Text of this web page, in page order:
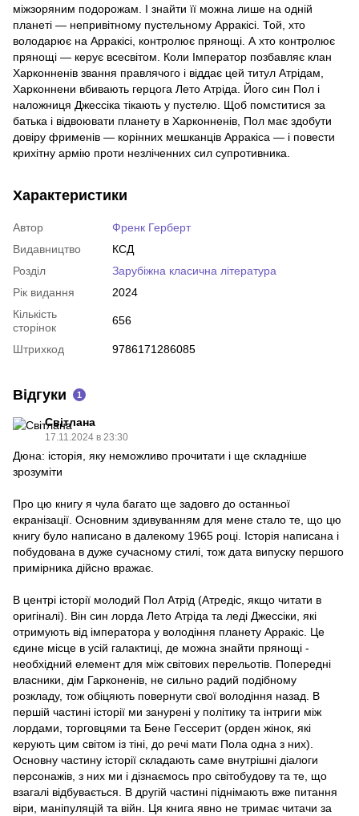
міжзоряним подорожам. І знайти її можна лише на одній
планеті — непривітному пустельному Арракісі. Той, хто
володарює на Арракісі, контролює прянощі. А хто контролює
прянощі — керує всесвітом. Коли Імператор позбавляє клан
Харконненів звання правлячого і віддає цей титул Атрідам,
Харконнени вбивають герцога Лето Атріда. Його син Пол і
наложниця Джессіка тікають у пустелю. Щоб помститися за
батька і відвоювати планету в Харконненів, Пол має здобути
довіру фрименів — корінних мешканців Арракіса — і повести
крихітну армію проти незліченних сил супротивника.
Характеристики
Автор
Френк Герберт
Видавництво
КСД
Розділ
Зарубіжна класична література
Рік видання
2024
Кількість
сторінок
656
Штрихкод 9786171286085
Відгуки 1
Світлана
17.11.2024 в 23:30
Дюна: історія, яку неможливо прочитати і ще складніше
зрозуміти
Про цю книгу я чула багато ще задовго до останньої
екранізації. Основним здивуванням для мене стало те, що цю
книгу було написано в далекому 1965 році. Історія написана і
побудована в дуже сучасному стилі, тож дата випуску першого
примірника дійсно вражає.
В центрі історії молодий Пол Атрід (Атредіс, якщо читати в
оригіналі). Він син лорда Лето Атріда та леді Джессіки, які
отримують від імператора у володіння планету Арракіс. Це
єдине місце в усій галактиці, де можна знайти прянощі -
необхідний елемент для між світових перельотів. Попередні
власники, дім Гарконенів, не сильно радий подібному
розкладу, тож обіцяють повернути свої володіння назад. В
першій частині історії ми занурені у політику та інтриги між
лордами, торговцями та Бене Гессерит (орден жінок, які
керують цим світом із тіні, до речі мати Пола одна з них).
Основну частину історії складають саме внутрішні діалоги
персонажів, з них ми і дізнаємось про світобудову та те, що
взагалі відбувається. В другій частині піднімають вже питання
віри, маніпуляцій та війн. Ця книга явно не тримає читачи за